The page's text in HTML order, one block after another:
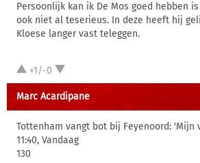
Persoonlijk kan ik De Mos goed hebben
ook niet al teserieus. In deze heeft hij
Kloese langer vast teleggen.
+1/-0
Marc Acardipane
Tottenham vangt bot bij Feyenoord: 'Mijn
11:40, Vandaag
130